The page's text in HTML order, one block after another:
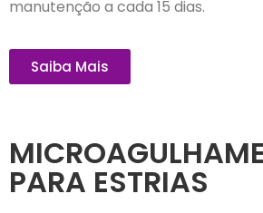
manutenção a cada 15 dias.
Saiba Mais
PARA ESTRIAS